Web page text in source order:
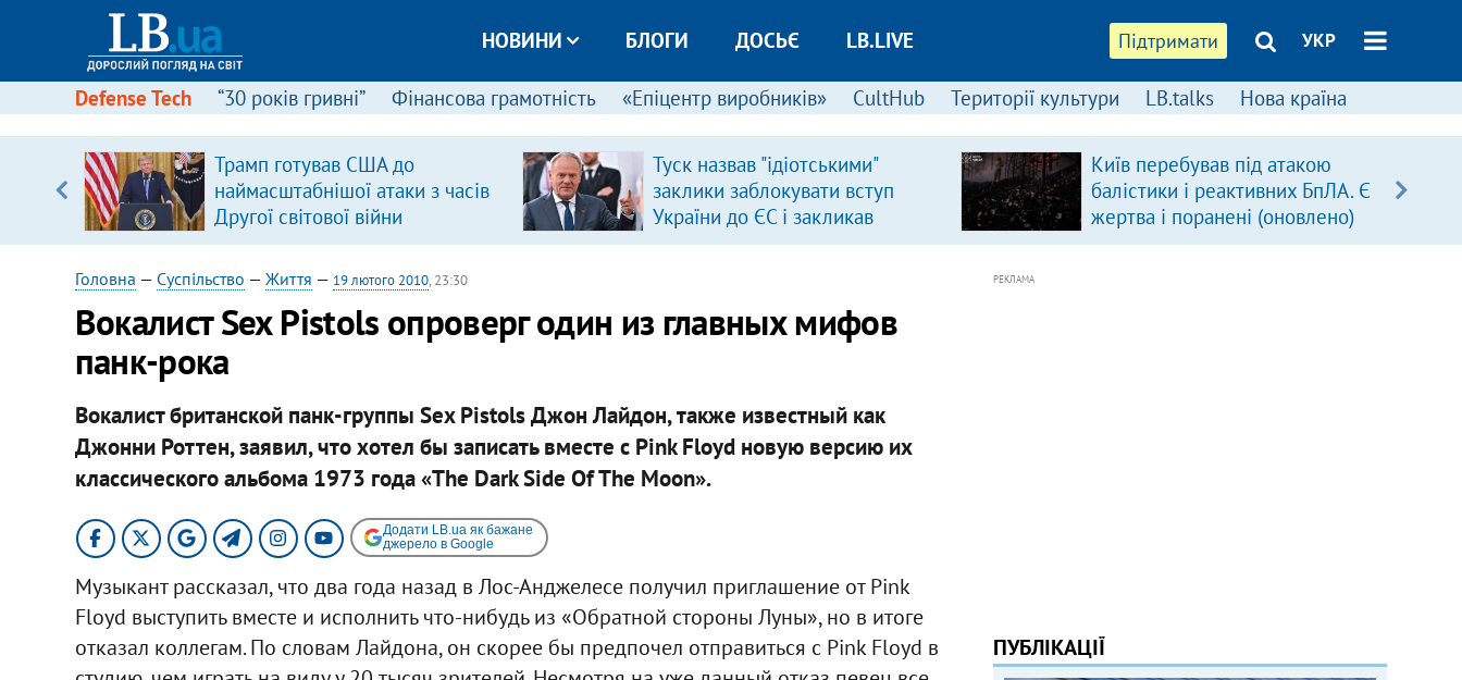
Підтримати УКР
НОВИНИ БЛОГИ ДОСЬЄ LB.LIVE
Defense Tech “30 років гривні” Фінансова грамотність «Епіцентр виробників» CultHub Території культури LB.talks Нова країна
Трамп готував США до
наймасштабнішої атаки з часів
Другої світової війни
Туск назвав "ідіотськими"
заклики заблокувати вступ
України до ЄС і закликав
припинити антиукраїнську
Київ перебував під атакою
балістики і реактивних БпЛА. Є
жертва і поранені (оновлено)
Головна — Суспільство — Життя — 19 лютого 2010, 23:30
Вокалист Sex Pistols опроверг один из главных мифов
панк-рока
Вокалист британской панк-группы Sex Pistols Джон Лайдон, также известный как
Джонни Роттен, заявил, что хотел бы записать вместе с Pink Floyd новую версию их
классического альбома 1973 года «The Dark Side Of The Moon».
Додати LB.ua як бажане
джерело в Google
Музыкант рассказал, что два года назад в Лос-Анджелесе получил приглашение от Pink
Floyd выступить вместе и исполнить что-нибудь из «Обратной стороны Луны», но в итоге
отказал коллегам. По словам Лайдона, он скорее бы предпочел отправиться с Pink Floyd в
РЕКЛАМА
ПУБЛІКАЦІЇ